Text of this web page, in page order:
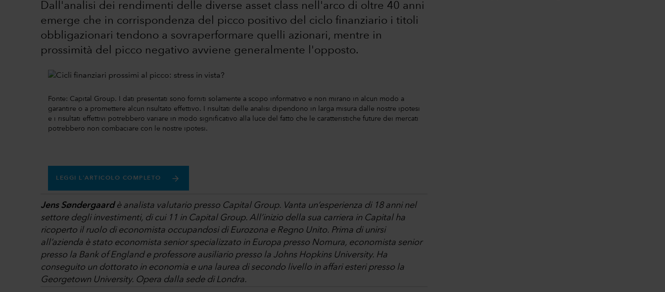
Dall'analisi dei rendimenti delle diverse asset class nell'arco di oltre 40 anni
emerge che in corrispondenza del picco positivo del ciclo finanziario i titoli
obbligazionari tendono a sovraperformare quelli azionari, mentre in
prossimità del picco negativo avviene generalmente l'opposto.
Fonte: Capital Group. I dati presentati sono forniti solamente a scopo informativo e non mirano in alcun modo a
garantire o a promettere alcun risultato effettivo. I risultati delle analisi dipendono in larga misura dalle nostre ipotesi
e i risultati effettivi potrebbero variare in modo significativo alla luce del fatto che le caratteristiche future dei mercati
potrebbero non combaciare con le nostre ipotesi.
LEGGI L'ARTICOLO COMPLETO
Jens Søndergaardè analista valutario presso Capital Group. Vanta un’esperienza di 18 anni nel
settore degli investimenti, di cui 11 in Capital Group. All’inizio della sua carriera in Capital ha
ricoperto il ruolo di economista occupandosi di Eurozona e Regno Unito. Prima di unirsi
all’azienda è stato economista senior specializzato in Europa presso Nomura, economista senior
presso la Bank of England e professore ausiliario presso la Johns Hopkins University. Ha
conseguito un dottorato in economia e una laurea di secondo livello in affari esteri presso la
Georgetown University. Opera dalla sede di Londra.